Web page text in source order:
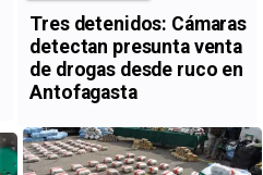
Tres detenidos: Cámaras
detectan presunta venta
de drogas desde ruco en
Antofagasta